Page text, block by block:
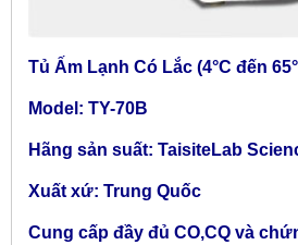
Tủ Ấm Lạnh Có Lắc (4°C đến
Model: TY-70B
Hãng sản suất: TaisiteLab
Xuất xứ: Trung Quốc
Cung cấp đầy đủ CO,CQ và